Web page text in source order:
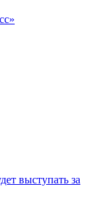
выступать за